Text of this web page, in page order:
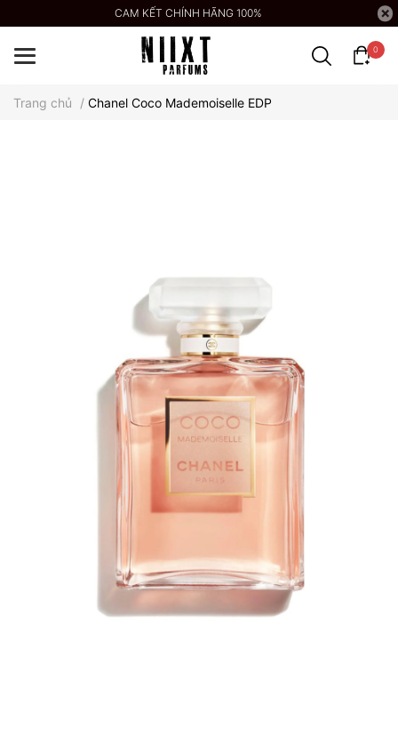
CAM KẾT CHÍNH HÃNG 100%
0
Trang chủ / Chanel Coco Mademoiselle EDP